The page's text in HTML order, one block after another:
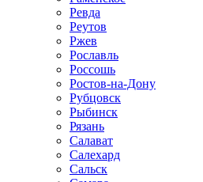
Ревда
Реутов
Ржев
Рославль
Россошь
Ростов-на-Дону
Рубцовск
Рыбинск
Рязань
Салават
Салехард
Сальск